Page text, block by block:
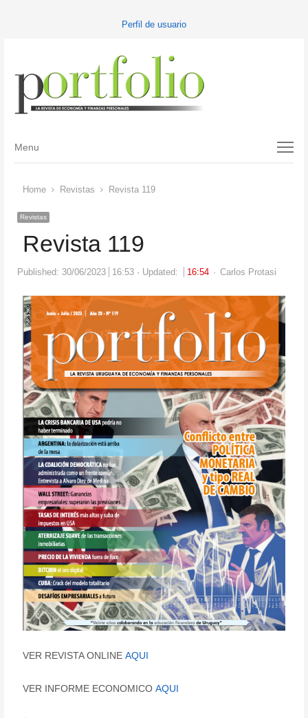
Perfil de usuario
Menu
Menu
Home Revistas Revista 119
Revistas
Revista 119
Published: 30/06/2023 16:53 Updated: 16:54 Author
Carlos Protasi
VER REVISTA ONLINE AQUI
VER INFORME ECONOMICO AQUI